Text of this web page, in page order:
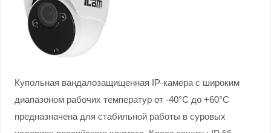
Купольная вандалозащищенная IP-камера с широким
диапазоном рабочих температур от -40°С до +60°С
предназначена для стабильной работы в суровых